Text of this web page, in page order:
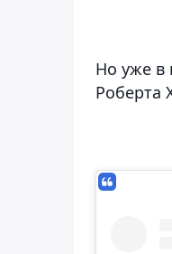
Но уже в
Роберта